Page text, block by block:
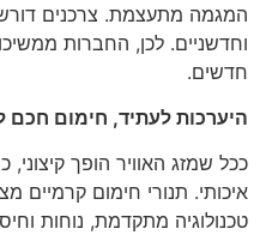
המגמה מתעצמת. צרכנים
וחדשניים. לכן, החברות
חדשים.
היערכות לעתיד, חימום חכם
ככל שמזג האוויר הופך
איכותי. תנורי חימום
טכנולוגיה מתקדמת, נוחות